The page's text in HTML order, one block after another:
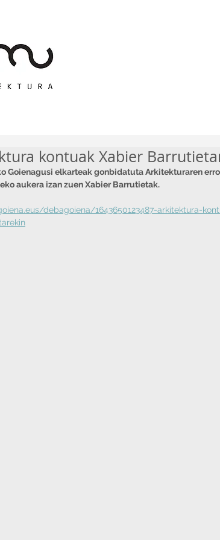
kontuak Xabier
Goienagusi elkarteak gonbidatuta Arkitekturaren
aukera izan zuen Xabier Barrutietak.
debagoiena/1643650123487-arkitektura-